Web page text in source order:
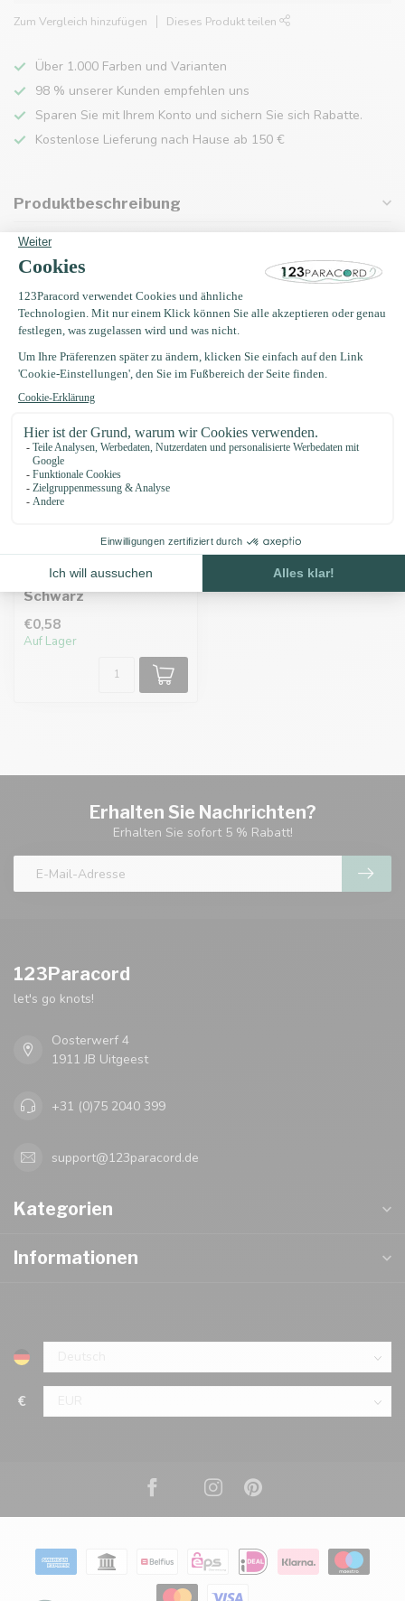
Zum Vergleich hinzufügen Dieses Produkt teilen
Über 1.000 Farben und Varianten
98 % unserer Kunden empfehlen uns
Sparen Sie mit Ihrem Konto und sichern Sie sich Rabatte.
Kostenlose Lieferung nach Hause ab 150 €
Produktbeschreibung
Eigenschaften
Zuletzt angesehen
O-ringe 38 X 5MM
Schwarz
€0,58
Auf Lager
Erhalten Sie Nachrichten?
Erhalten Sie sofort 5 % Rabatt!
123Paracord
let's go knots!
Oosterwerf 4
1911 JB Uitgeest
+31 (0)75 2040 399
support@123paracord.de
Kategorien
Informationen
€